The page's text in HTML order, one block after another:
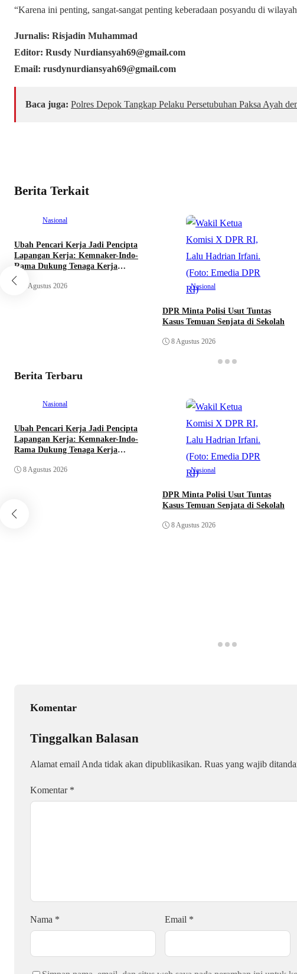
“Karena ini penting, sangat-sangat penting keberadaan posyandu di
Jurnalis: Risjadin Muhammad
Editor: Rusdy Nurdiansyah69@gmail.com
Email: rusdynurdiansyah69@gmail.com
Baca juga: Polres Depok Tangkap Pelaku Persetubuhan Paksa Ayah
Berita Terkait
Nasional
Ubah Pencari Kerja Jadi Pencipta
Lapangan Kerja: Kemnaker-Indo-
Rama Dukung Tenaga Kerja
Mandiri
8 Agustus 2026 Nasional
DPR Minta Polisi Usut Tuntas
Kasus Temuan Senjata di Sekolah
8 Agustus 2026
Berita Terbaru
Nasional
Ubah Pencari Kerja Jadi Pencipta
Lapangan Kerja: Kemnaker-Indo-
Rama Dukung Tenaga Kerja
8 Agustus 2026 Nasional
DPR Minta Polisi Usut Tuntas
Kasus Temuan Senjata di Sekolah
8 Agustus 2026
Komentar
Tinggalkan Balasan
Alamat email Anda tidak akan dipublikasikan. Ruas yang wajib
Komentar *
Nama * Email *